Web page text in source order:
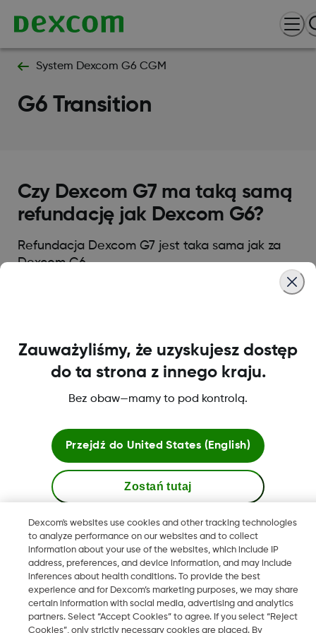
System Dexcom G6 CGM
G6 Transition
Czy Dexcom G7 ma taką samą
refundację jak Dexcom G6?
Refundacja Dexcom G7 jest taka sama jak za
Dexcom G6.
Warunki i zasady
Więcej informacji
Dexcom, Dexcom Clarity, Dexcom Follow, Dexcom One,
Dexcom Share, Share są zastrzeżonymi znakami towarowymi
w USA i mogą być zarejestrowane w innych krajach.
Dexcom's websites use cookies and other tracking technologies
to analyze performance on our websites and to collect
information about your use of the websites, which include IP
address, preferences, and device information, and may include
inferences about health conditions. To provide the best
experience and for Dexcom’s marketing purposes, we may share
certain information with social media, advertising and analytics
partners. Select “Accept Cookies” to agree. If you select “Reject
Cookies”, only strictly necessary cookies are placed. By
Zauważyliśmy, że uzyskujesz dostęp
do ta strona z innego kraju.
Bez obaw—mamy to pod kontrolą.
Przejdź do United States (English)
Zostań tutaj
Zobacz globalne strony